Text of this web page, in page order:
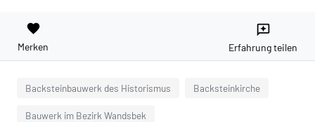
favorite
Merken
reviews
Erfahrung teilen
Backsteinbauwerk des Historismus Backsteinkirche
Bauwerk im Bezirk Wandsbek